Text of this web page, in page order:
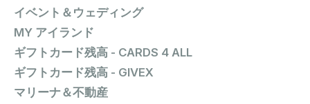
イベント＆ウェディング
MY アイランド
ギフトカード残高 - CARDS 4 ALL
ギフトカード残高 - GIVEX
マリーナ＆不動産